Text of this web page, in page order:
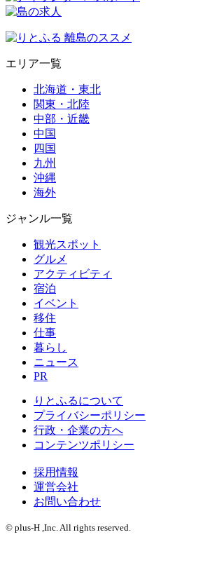
エリア一覧
北海道・東北
関東・北陸
中部・近畿
中国
四国
九州
沖縄
海外
ジャンル一覧
観光スポット
グルメ
アクティビティ
宿泊
イベント
移住
仕事
暮らし
ニュース
PR
りとふるについて
プライバシーポリシー
行政・企業の方へ
コンテンツポリシー
採用情報
運営会社
お問い合わせ
© plus-H ,Inc. All rights reserved.